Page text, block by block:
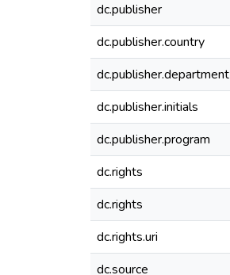
dc.publisher
dc.publisher.country
dc.publisher.department
dc.publisher.initials
dc.publisher.program
dc.rights
dc.rights
dc.rights.uri
dc.source